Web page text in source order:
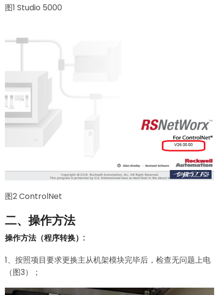
图1 Studio 5000
图2 ControlNet
二、操作方法
操作方法（程序转换）:
1、按照项目要求更换主从机架模块完毕后，检查无问题上电
（图3）；